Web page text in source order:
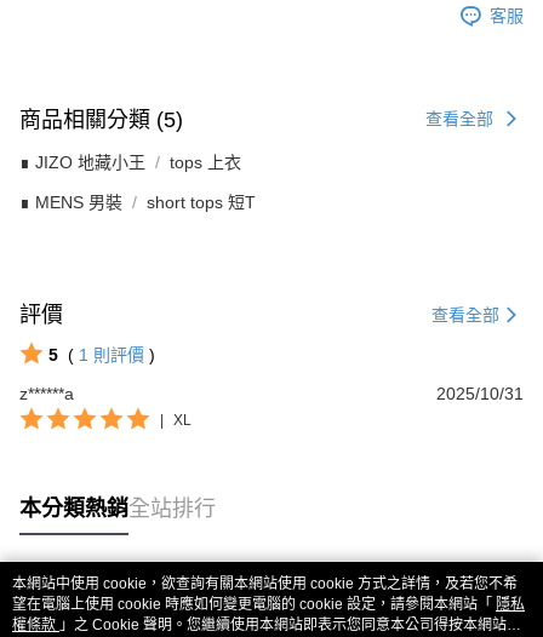
客服
商品相關分類 (5) 查看全部
∎ JIZO 地藏小王 tops 上衣
∎ MENS 男裝 short tops 短T
評價 查看全部
5 ( 1 則評價 )
z******a
2025/10/31
XL
本分類熱銷全站排行
熱門標籤
本網站中使用 cookie，欲查詢有關本網站使用 cookie 方式之詳情，及若您不希
望在電腦上使用 cookie 時應如何變更電腦的 cookie 設定，請參閱本網站「 隱私
權條款 」之 Cookie 聲明。您繼續使用本網站即表示您同意本公司得按本網站使